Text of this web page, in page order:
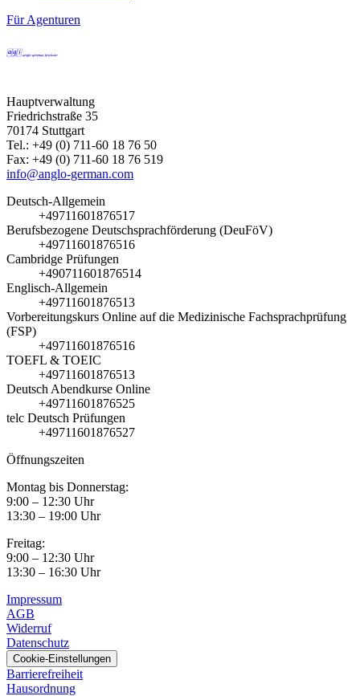
Für Agenturen
Hauptverwaltung
Friedrichstraße 35
70174 Stuttgart
Tel.: +49 (0) 711-60 18 76 50
Fax: +49 (0) 711-60 18 76 519
info@anglo-german.com
Deutsch-Allgemein
+49711601876517
Berufsbezogene Deutschsprachförderung (DeuFöV)
+49711601876516
Cambridge Prüfungen
+490711601876514
Englisch-Allgemein
+49711601876513
Vorbereitungskurs Online auf die Medizinische Fachsprachprüfung
(FSP)
+49711601876516
TOEFL & TOEIC
+49711601876513
Deutsch Abendkurse Online
+49711601876525
telc Deutsch Prüfungen
+49711601876527
Öffnungszeiten
Montag bis Donnerstag:
9:00 – 12:30 Uhr
13:30 – 19:00 Uhr
Freitag:
9:00 – 12:30 Uhr
13:30 – 16:30 Uhr
Impressum
AGB
Widerruf
Datenschutz
Cookie-Einstellungen
Barrierefreiheit
Hausordnung